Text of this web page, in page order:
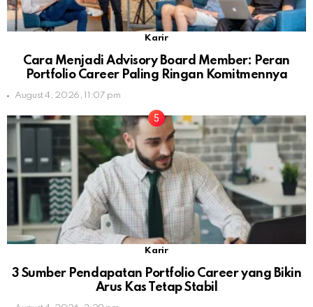
Karir
Cara Menjadi Advisory Board Member: Peran
Portfolio Career Paling Ringan Komitmennya
August 4, 2026, 11:07 pm
Karir
3 Sumber Pendapatan Portfolio Career yang Bikin
Arus Kas Tetap Stabil